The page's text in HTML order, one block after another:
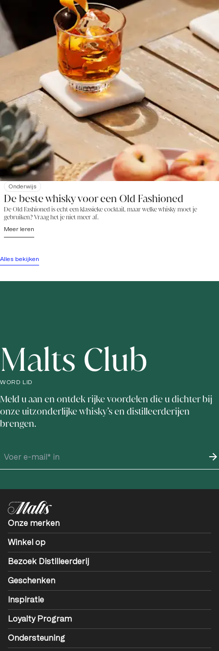
Onderwijs
De beste whisky voor een Old Fashioned
De Old Fashioned is echt een klassieke cocktail, maar welke whisky moet je
gebruiken? Vraag het je niet meer af.
Meer leren
Alles bekijken
Malts Club
WORD LID
Meld u aan en ontdek rijke voordelen die u dichter bij
onze uitzonderlijke whisky’s en distilleerderijen
brengen.
Onze merken
Winkel op
Bezoek Distilleerderij
Geschenken
Inspiratie
Loyalty Program
Ondersteuning